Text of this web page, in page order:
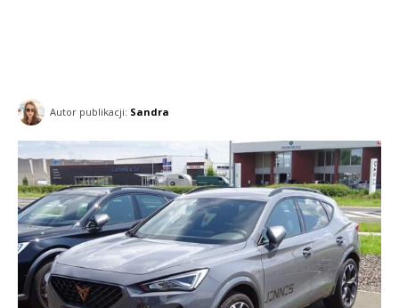
Autor publikacji: Sandra